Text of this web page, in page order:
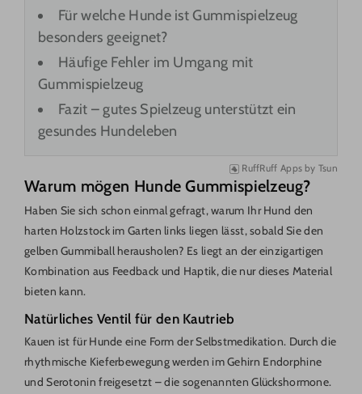
Für welche Hunde ist Gummispielzeug
besonders geeignet?
Häufige Fehler im Umgang mit
Gummispielzeug
Fazit – gutes Spielzeug unterstützt ein
gesundes Hundeleben
RuffRuff Apps by Tsun
Warum mögen Hunde Gummispielzeug?
Haben Sie sich schon einmal gefragt, warum Ihr Hund den
harten Holzstock im Garten links liegen lässt, sobald Sie den
gelben Gummiball herausholen? Es liegt an der einzigartigen
Kombination aus Feedback und Haptik, die nur dieses Material
bieten kann.
Natürliches Ventil für den Kautrieb
Kauen ist für Hunde eine Form der Selbstmedikation. Durch die
rhythmische Kieferbewegung werden im Gehirn Endorphine
und Serotonin freigesetzt – die sogenannten Glückshormone.